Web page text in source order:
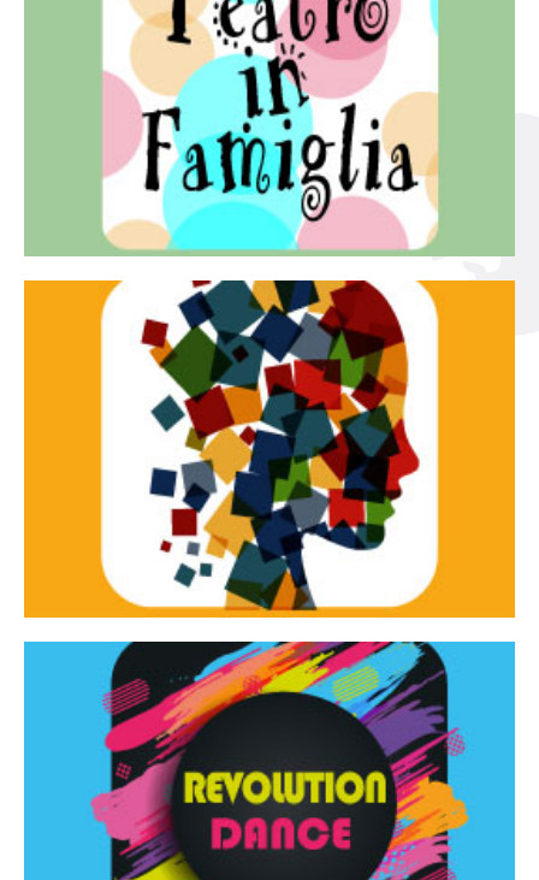
Teatro in famiglia
Teatro In Famiglia è una rassegna di teatro concepita
per far condividere e godere del teatro all’intera
famiglia.
Continua
Tracce dinamiche
Tracce Dinamiche è una rassegna di teatro
d’innovazione e sperimentale.
Continua
Revolution Dance
Rassegna di danza contemporanea – I Edizione